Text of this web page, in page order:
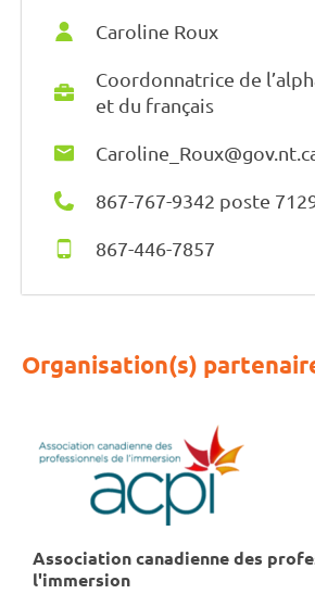
Caroline Roux
Coordonnatrice de
et du français
867-767-9342 poste
867-446-7857
Organisation(s)
Association canadienne des
l'immersion